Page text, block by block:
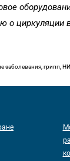
циркуляции
грипп,